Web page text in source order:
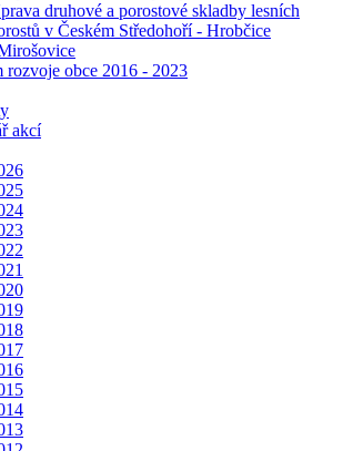
druhové a porostové skladby lesních
v Českém Středohoří - Hrobčice
rozvoje obce 2016 - 2023
akcí